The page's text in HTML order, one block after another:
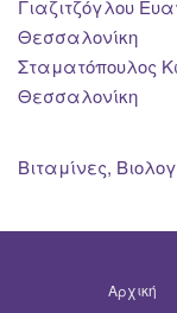
Γιαζιτζόγλου
Θεσσαλονίκη
Σταματόπουλος
Θεσσαλονίκη
Βιταμίνες,
Αρχική